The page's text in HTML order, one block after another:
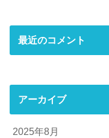
最近のコメント
アーカイブ
2025年8月